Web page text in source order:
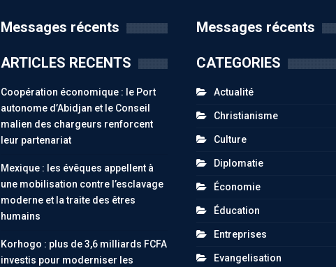
Messages récents
ARTICLES RECENTS
Coopération économique : le Port
autonome d’Abidjan et le Conseil
malien des chargeurs renforcent
leur partenariat
Mexique : les évêques appellent à
une mobilisation contre l’esclavage
moderne et la traite des êtres
humains
Korhogo : plus de 3,6 milliards FCFA
investis pour moderniser les
Messages récents
CATEGORIES
Actualité
Christianisme
Culture
Diplomatie
Économie
Éducation
Entreprises
Evangelisation